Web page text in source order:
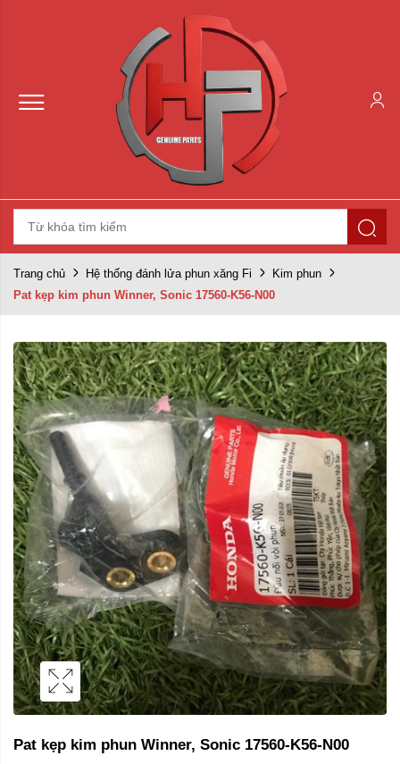
Trang chủ Hệ thống đánh lửa phun xăng Fi
Kim phun
Pat kẹp kim phun Winner, Sonic 17560-K56-N00
Pat kẹp kim phun Winner, Sonic 17560-K56-N00